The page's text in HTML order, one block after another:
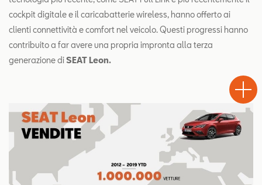
cockpit digitale e il caricabatterie wireless, hanno offerto ai
clienti connettività e comfort nel veicolo. Questi progressi hanno
contribuito a far avere una propria impronta alla terza
generazione diSEAT Leon.
Drive
Chiama